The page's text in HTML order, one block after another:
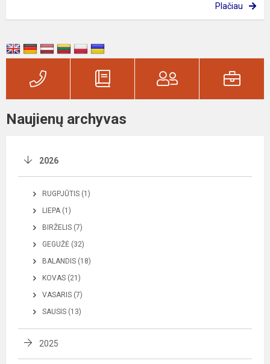
Plačiau
Naujienų archyvas
2026
RUGPJŪTIS (1)
LIEPA (1)
BIRŽELIS (7)
GEGUŽĖ (32)
BALANDIS (18)
KOVAS (21)
VASARIS (7)
SAUSIS (13)
2025